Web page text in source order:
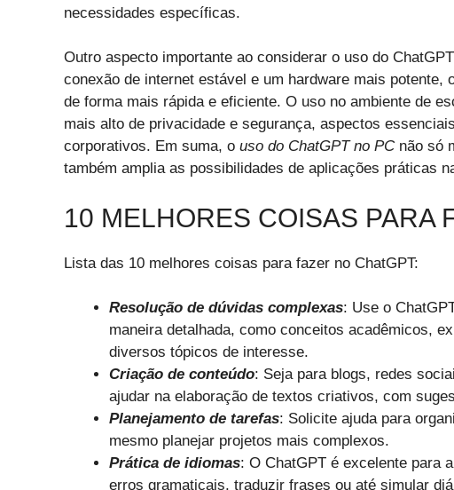
necessidades específicas.
Outro aspecto importante ao considerar o uso do
conexão de internet estável e um hardware mais
de forma mais rápida e eficiente. O uso no ambiente de
mais alto de privacidade e segurança, aspectos
corporativos. Em suma, o uso do ChatGPT no PCnão só
também amplia as possibilidades de aplicações práticas
10 MELHORES COISAS PARA
Lista das 10 melhores coisas para fazer no ChatGPT:
Resolução de dúvidas complexas: Use o
maneira detalhada, como conceitos acadêmicos,
diversos tópicos de interesse.
Criação de conteúdo: Seja para blogs, redes
ajudar na elaboração de textos criativos, com
Planejamento de tarefas: Solicite ajuda para
mesmo planejar projetos mais complexos.
Prática de idiomas: O ChatGPT é excelente para
erros gramaticais, traduzir frases ou até simular